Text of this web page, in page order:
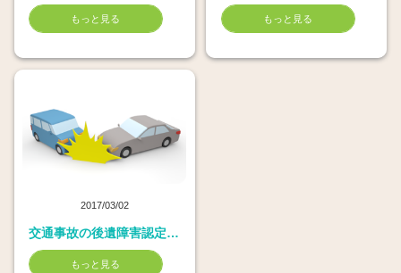
もっと見る もっと見る
2017/03/02
交通事故の後遺障害認定を受けるためには�A
もっと見る